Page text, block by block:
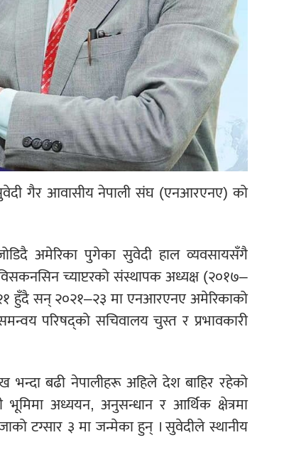
गैर आवासीय नेपाली संघ (एनआरएनए) को
अमेरिका पुगेका सुवेदी हाल व्यवसायसँगै
च्याप्टरको संस्थापक अध्यक्ष (२०१७–
हुँदै सन् २०२१–२३ मा एनआरएनए अमेरिकाको
परिषद्को सचिवालय चुस्त र प्रभावकारी
बढी नेपालीहरू अहिले देश बाहिर रहेको
अध्ययन, अनुसन्धान र आर्थिक क्षेत्रमा
टग्सार ३ मा जन्मेका हुन् । सुवेदीले स्थानीय